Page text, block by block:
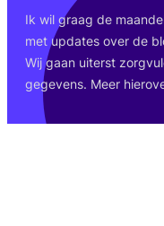
Ik wil graag de
met upda­tes over de
Wij gaan uiterst
gege­vens. Meer